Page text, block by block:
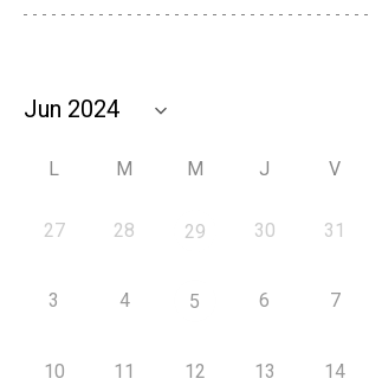
L M M J V
27 28 29 30 31
3 4 5 6 7
10 11 12 13 14